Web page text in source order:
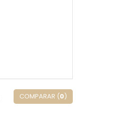
COMPARAR (0)